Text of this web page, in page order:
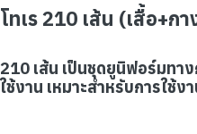
เร 210 เส้น (เสื้อ+กา
เส้น เป็นชุดยูนิฟอร์มท
ช้งาน เหมาะสำหรับการใ